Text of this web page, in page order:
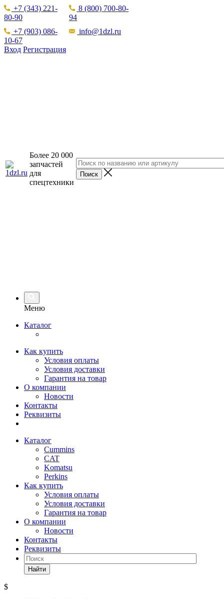
+7 (343) 221-
80-90
8 (800) 700-80-
94
+7 (903) 086-
10-67
info@1dzl.ru
Вход Регистрация
Более 20 000
запчастей
для
спецтехники
Меню
Каталог
Как купить
Условия оплаты
Условия доставки
Гарантия на товар
О компании
Новости
Контакты
Реквизиты
Каталог
Cummins
CAT
Komatsu
Perkins
Как купить
Условия оплаты
Условия доставки
Гарантия на товар
О компании
Новости
Контакты
Реквизиты
Найти
$